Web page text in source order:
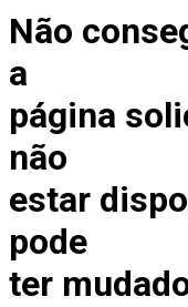
Não
a
página
não
estar
pode
ter